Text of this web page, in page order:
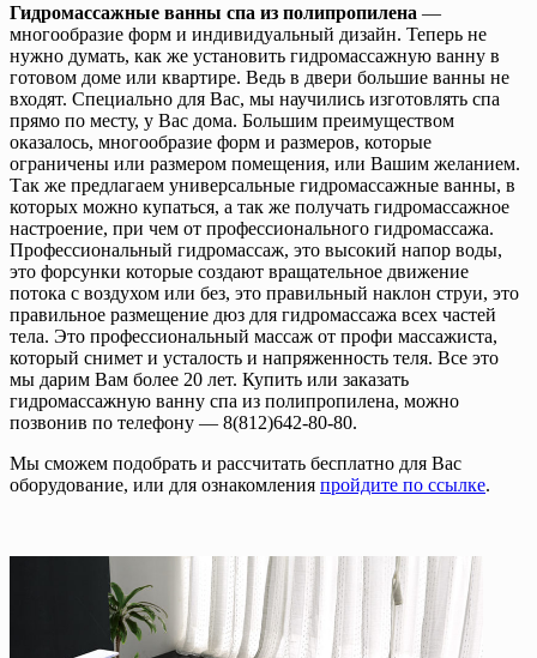
Гидромассажные ванны спа из полипропилена —
многообразие форм и индивидуальный дизайн. Теперь не
нужно думать, как же установить гидромассажную ванну в
готовом доме или квартире. Ведь в двери большие ванны не
входят. Специально для Вас, мы научились изготовлять спа
прямо по месту, у Вас дома. Большим преимуществом
оказалось, многообразие форм и размеров, которые
ограничены или размером помещения, или Вашим желанием.
Так же предлагаем универсальные гидромассажные ванны, в
которых можно купаться, а так же получать гидромассажное
настроение, при чем от профессионального гидромассажа.
Профессиональный гидромассаж, это высокий напор воды,
это форсунки которые создают вращательное движение
потока с воздухом или без, это правильный наклон струи, это
правильное размещение дюз для гидромассажа всех частей
тела. Это профессиональный массаж от профи массажиста,
который снимет и усталость и напряженность теля. Все это
мы дарим Вам более 20 лет. Купить или заказать
гидромассажную ванну спа из полипропилена, можно
позвонив по телефону — 8(812)642-80-80.
Мы сможем подобрать и рассчитать бесплатно для Вас
оборудование, или для ознакомления пройдите по ссылке.